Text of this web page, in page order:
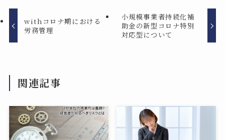
withコロナ期における
労務管理
小規模事業者持続化補
助金の新型コロナ特別
対応型について
関連記事